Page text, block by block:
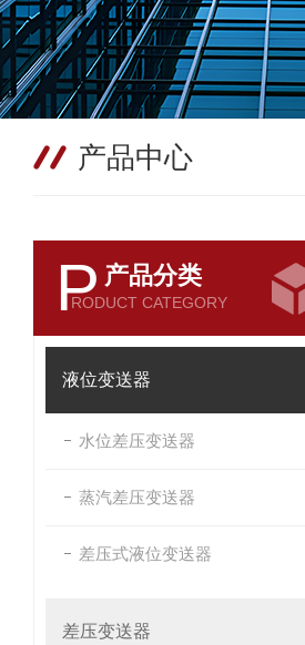
产品中心
P 产品分类
RODUCT CATEGORY
液位变送器
水位差压变送器
蒸汽差压变送器
差压式液位变送器
差压变送器